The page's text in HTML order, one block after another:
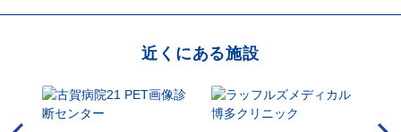
近くにある施設